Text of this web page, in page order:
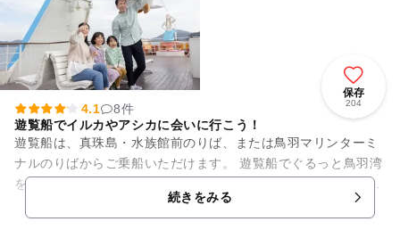
保存
204
4.1
8件
遊覧船でイルカやアシカに会いに行こう！
遊覧船は、真珠島・水族館前のりば、または鳥羽マリンターミ
ナルのりばからご乗船いただけます。 遊覧船でぐるっと鳥羽湾
をクルージングすると所要時間は約50分（イルカ島での見学時
続きをみる